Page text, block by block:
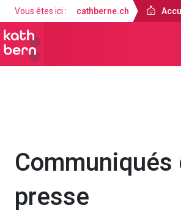
Vous êtes ici : cathberne.ch
Communiqués
presse